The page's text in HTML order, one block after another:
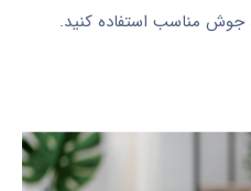
مناسب استفاده کنید.